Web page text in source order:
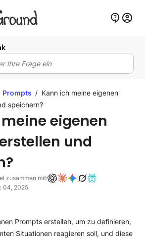
Prompts / Kann ich meine eigenen
speichern?
eigenen
und
zusammen mit:
04, 2025
Prompts erstellen, um zu definieren,
Situationen reagieren soll, und diese